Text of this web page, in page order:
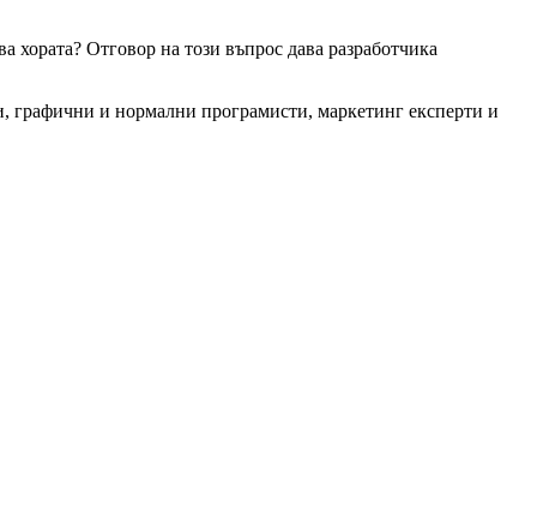
хората? Отговор на този въпрос дава разработчика
графични и нормални програмисти, маркетинг експерти и